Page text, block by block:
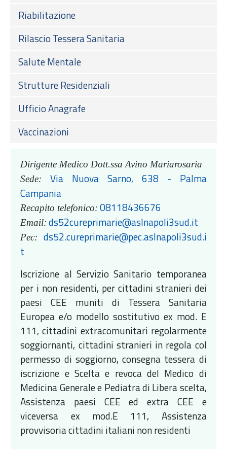
Riabilitazione
Rilascio Tessera Sanitaria
Salute Mentale
Strutture Residenziali
Ufficio Anagrafe
Vaccinazioni
Dirigente Medico Dott.ssa Avino Mariarosaria
Sede:
Via Nuova Sarno, 638 - Palma
Campania
Recapito telefonico: 08118436676
Email: ds52cureprimarie@aslnapoli3sud.it
Pec:
ds52.cureprimarie@pec.aslnapoli3sud.i
t
Iscrizione al Servizio Sanitario temporanea
per i non residenti, per cittadini stranieri dei
paesi CEE muniti di Tessera Sanitaria
Europea e/o modello sostitutivo ex mod. E
111, cittadini extracomunitari regolarmente
soggiornanti, cittadini stranieri in regola col
permesso di soggiorno, consegna tessera di
iscrizione e Scelta e revoca del Medico di
Medicina Generale e Pediatra di Libera scelta,
Assistenza paesi CEE ed extra CEE e
viceversa ex mod.E 111, Assistenza
provvisoria cittadini italiani non residenti